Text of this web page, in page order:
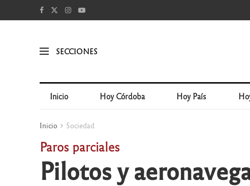
SECCIONES
Inicio Hoy Córdoba Hoy País
Inicio Sociedad
Paros parciales
Pilotos y